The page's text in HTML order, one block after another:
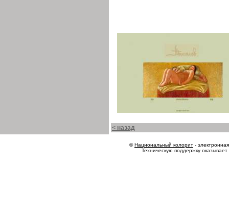
< назад
©Национальный колорит -
Техническую поддержку